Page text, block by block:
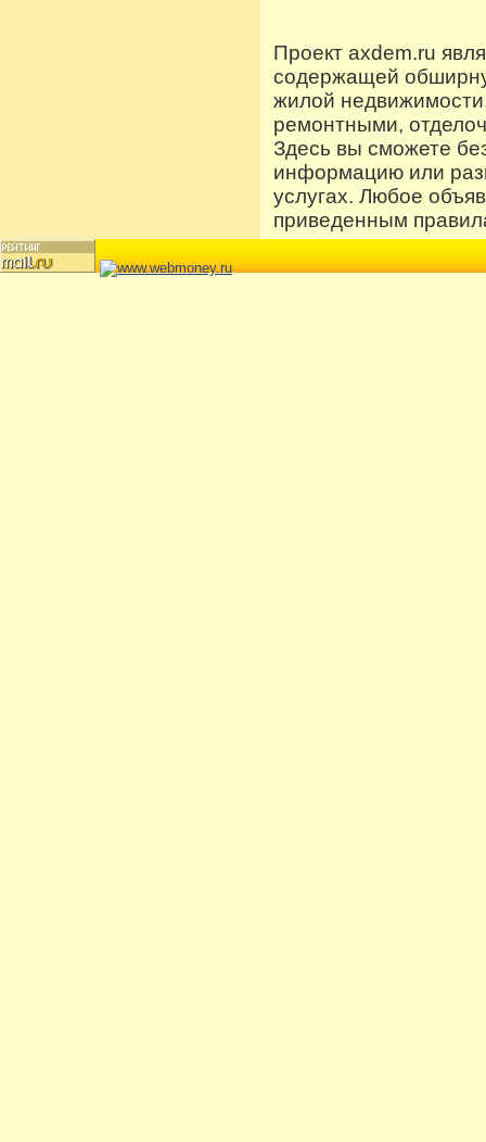
Проект axdem.ru
содержащей
жилой
ремонтными,
Здесь вы сможете
информацию или
услугах. Любое
приведенным